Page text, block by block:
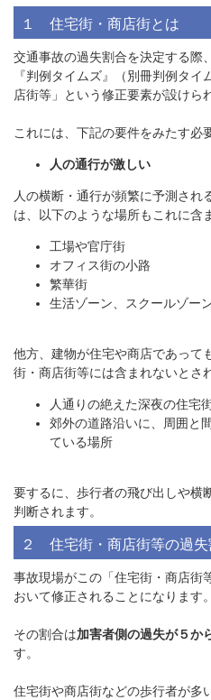
１ 住宅街・商店街とは
交通事故の過失割合を決定する際
『判例タイムズ』（別冊判例タ
店街等」という修正要素が設けら
これには、下記の要件をみたす必
人の通行が激しい
人の横断・通行が頻繁に予測され
は、以下のような場所もこれに含
工場や官庁街
オフィス街の小路
繁華街
生活ゾーン、スクールゾー
他方、建物が住宅や商店であって
街・商店街等には含まれないとさ
人通りの絶えた深夜の住宅
郊外の道路沿いに、周囲と
ている場所
要するに、歩行者の飛び出しや横
判断されます。
２ 住宅街・商店街等の過失
事故現場がこの「住宅街・商店街
おいて修正されることになります。
その割合は加害者側の過失が５か
す。
住宅街や商店街などの歩行者が多